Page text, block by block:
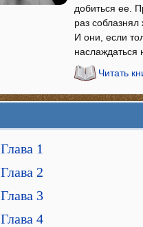
добиться ее.
раз
И они, если
наслаждаться
Читать
Глава 1
Глава 2
Глава 3
Глава 4